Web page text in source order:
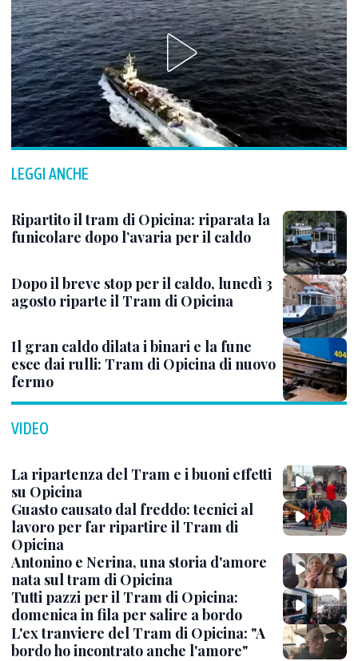
LEGGI ANCHE
Ripartito il tram di Opicina: riparata la
funicolare dopo l’avaria per il caldo
Dopo il breve stop per il caldo, lunedì 3
agosto riparte il Tram di Opicina
Il gran caldo dilata i binari e la fune
esce dai rulli: Tram di Opicina di nuovo
fermo
VIDEO
La ripartenza del Tram e i buoni effetti
su Opicina
Guasto causato dal freddo: tecnici al
lavoro per far ripartire il Tram di
Opicina
Antonino e Nerina, una storia d'amore
nata sul tram di Opicina
Tutti pazzi per il Tram di Opicina:
domenica in fila per salire a bordo
L'ex tranviere del Tram di Opicina: "A
bordo ho incontrato anche l'amore"